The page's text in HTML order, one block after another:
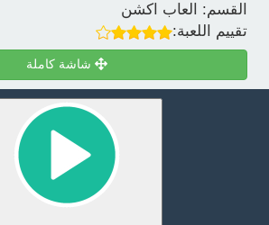
القسم:
العاب اكشن
تقييم اللعبة:
شاشة كاملة